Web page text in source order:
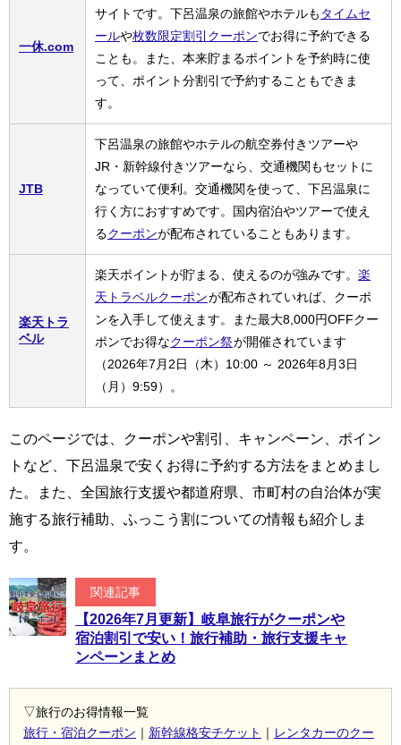
一休.com
サイトです。下呂温泉の旅館やホテルも タイムセ
ールや枚数限定割引クーポンでお得に予約できる
ことも。また、本来貯まるポイントを予約時に使
って、ポイント分割引で予約することもできま
す。
JTB
下呂温泉の旅館やホテルの航空券付きツアーや
JR・新幹線付きツアーなら、交通機関もセットに
なっていて便利。交通機関を使って、下呂温泉に
行く方におすすめです。国内宿泊やツアーで使え
るクーポンが配布されていることもあります。
楽天トラ
ベル
楽天ポイントが貯まる、使えるのが強みです。 楽
天トラベルクーポンが配布されていれば、クーポ
ンを入手して使えます。また最大8,000円OFFクー
ポンでお得なクーポン祭が開催されています
（2026年7月2日（木）10:00 ～ 2026年8月3日
（月）9:59）。
このページでは、クーポンや割引、キャンペーン、ポイン
トなど、下呂温泉で安くお得に予約する方法をまとめまし
た。また、全国旅行支援や都道府県、市町村の自治体が実
施する旅行補助、ふっこう割についての情報も紹介しま
す。
関連記事
【2026年7月更新】岐阜旅行がクーポンや
宿泊割引で安い！旅行補助・旅行支援キャ
ンペーンまとめ
▽旅行のお得情報一覧
旅行・宿泊クーポン ｜ 新幹線格安チケット ｜ レンタカーのクー